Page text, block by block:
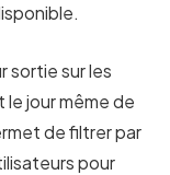
sortie sur les
jour même de
de filtrer par
pour